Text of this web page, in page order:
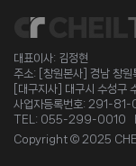
대표이사: 김정현
주소: [창원본사] 경남 창원
[대구지사] 대구시 수성구
사업자등록번호: 291-
TEL: 055-299-0010
Copyright © 2025